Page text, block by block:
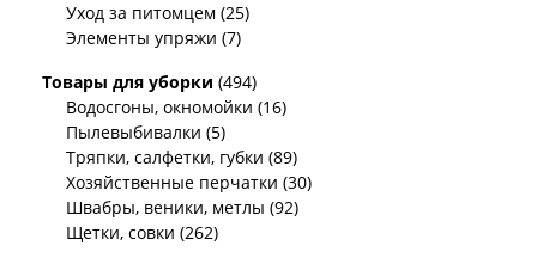
Уход за питомцем (25)
Элементы упряжи (7)
Товары для уборки (494)
Водосгоны, окномойки (16)
Пылевыбивалки (5)
Тряпки, салфетки, губки (89)
Хозяйственные перчатки (30)
Швабры, веники, метлы (92)
Щетки, совки (262)